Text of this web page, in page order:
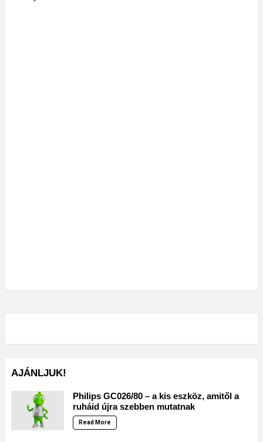
AJÁNLJUK!
Philips GC026/80 – a kis eszköz, amitől a
ruháid újra szebben mutatnak
Read More